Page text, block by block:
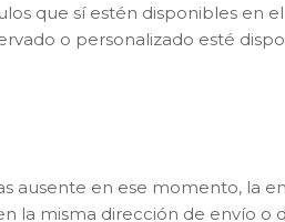
que sí estén disponibles en
o personalizado esté
ausente en ese momento, la
la misma dirección de envío